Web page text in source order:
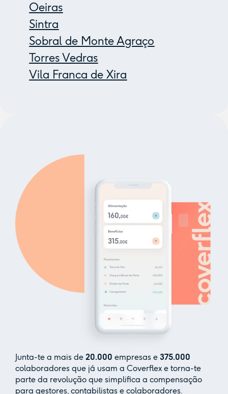
Oeiras
Sintra
Sobral de Monte Agraço
Torres Vedras
Vila Franca de Xira
Junta-te a mais de 20.000 empresas e 375.000
colaboradores que já usam a Coverflex e torna-te
parte da revolução que simplifica a compensação
para gestores, contabilistas e colaboradores.